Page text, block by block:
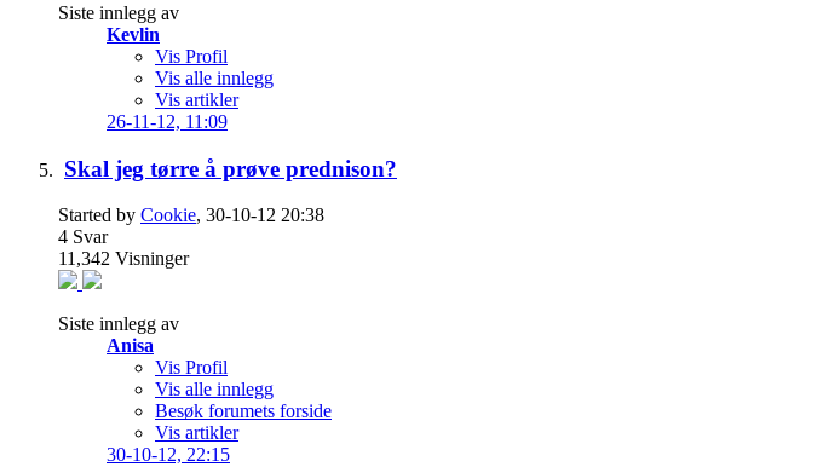
Siste innlegg av
Kevlin
Vis Profil
Vis alle innlegg
Vis artikler
26-11-12, 11:09
Skal jeg tørre å prøve prednison?
Started by Cookie, 30-10-12 20:38
4 Svar
11,342 Visninger
Siste innlegg av
Anisa
Vis Profil
Vis alle innlegg
Besøk forumets forside
Vis artikler
30-10-12, 22:15